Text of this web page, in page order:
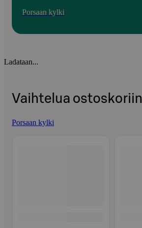
Porsaan kylki
Ladataan...
Vaihtelua ostoskoriin
Porsaan kylki